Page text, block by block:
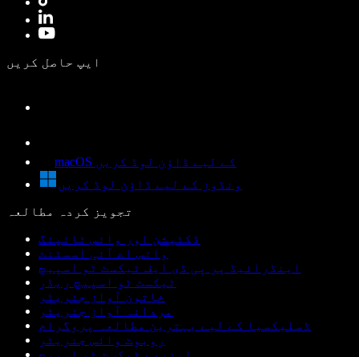
ایپ حاصل کریں
macOS کے لیے ڈاؤن لوڈ کریں
ونڈوز کے لیے ڈاؤن لوڈ کریں
تجویز کردہ مطالعہ
ڈکٹیشن اور وائس ٹائپنگ
وائس اے آئی اسسٹنٹ
اینڈرائیڈ پر پی ڈی ایف ٹیکسٹ ٹو اسپیچ
ٹیکسٹ ٹو اسپیچ ریڈر
خاتون آواز جنریٹر
مردانہ آواز جنریٹر
ڈسلیکسیا کے لیے بہترین مطالعہ پروگرام
روبوٹ وائس جنریٹر
اینیمے ٹیکسٹ ٹو اسپیچ